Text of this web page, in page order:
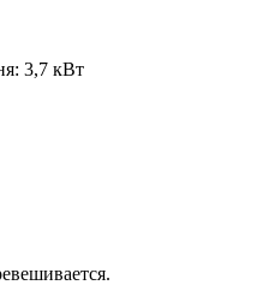
3,7 кВт